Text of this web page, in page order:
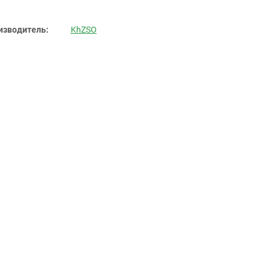
KhZSO